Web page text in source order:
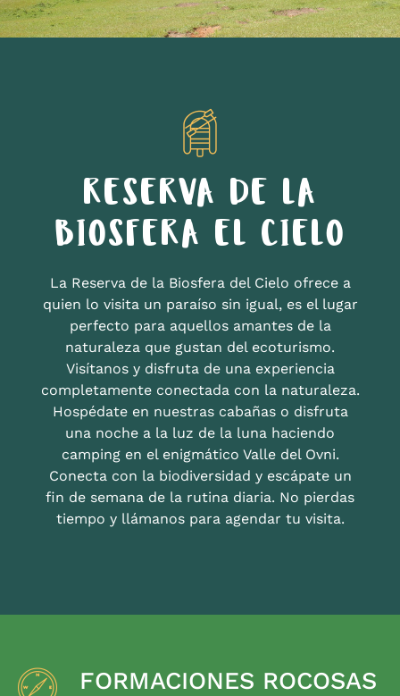
RESERVA DE LA
BIOSFERA EL CIELO
La Reserva de la Biosfera del Cielo ofrece a
quien lo visita un paraíso sin igual, es el lugar
perfecto para aquellos amantes de la
naturaleza que gustan del ecoturismo.
Visítanos y disfruta de una experiencia
completamente conectada con la naturaleza.
Hospédate en nuestras cabañas o disfruta
una noche a la luz de la luna haciendo
camping en el enigmático Valle del Ovni.
Conecta con la biodiversidad y escápate un
fin de semana de la rutina diaria. No pierdas
tiempo y llámanos para agendar tu visita.
FORMACIONES ROCOSAS